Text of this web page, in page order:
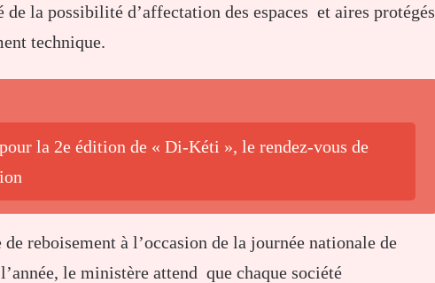
de la possibilité d’affectation des espaces et aires protégés
technique.
la 2e édition de « Di-Kéti », le rendez-vous de
reboisement à l’occasion de la journée nationale de
le ministère attend que chaque société